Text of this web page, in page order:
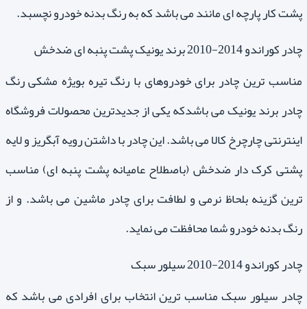
پشت کار پارچه ای مانند می باشد که به رنگ بدنه خودرو نچسبد.
چادر کوراندو 2014-2010 برند یونیک پشت پنبه ای ضدخش
مناسب ترین چادر برای خودروهای با رنگ تیره بویژه مشکی رنگ
چادر برند یونیک می باشدکه یکی از جدیدترین محصولات فروشگاه
اینترنتی چارچرخ کالا می باشد. این چادر با داشتن رویه آبگریز و لایه
پشتی کرک دار ضدخش (باصطلاح عامیانه پشت پنبه ای) مناسب
ترین گزینه بلحاظ نرمی و لطافت برای چادر ماشین می باشد. و از
رنگ بدنه خودرو شما محافظت می نماید.
چادر کوراندو 2014-2010 سیلور سبک
چادر سیلور سبک مناسب ترین انتخاب برای افرادی می باشد که